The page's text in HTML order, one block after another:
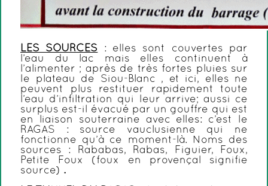
LES SOURCES
: elles sont couvertes par
l’eau du lac mais elles continuent à
l’alimenter ; après de très fortes pluies sur
le plateau de Siou-Blanc , et ici, elles ne
peuvent plus restituer rapidement toute
l’eau d’infiltration qui leur arrive; aussi ce
surplus est-il évacué par un gouffre qui est
en liaison souterraine avec elles: c’est le
RAGAS : source vauclusienne qui ne
fonctionne qu’à ce moment-là. Noms des
sources : Rababas, Rabas, Figuier, Foux,
Petite Foux (foux en provençal signifie
source) .